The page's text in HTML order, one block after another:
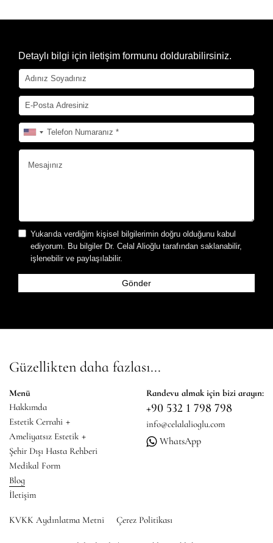
Detaylı bilgi için iletişim formunu doldurabilirsiniz.
Yukarıda verdiğim kişisel bilgilerimin doğru olduğunu kabul
ediyorum. Bu bilgiler Dr. Celal Alioğlu tarafından saklanabilir,
işlenebilir ve paylaşılabilir.
Güzellikten daha fazlası...
Menü
Hakkımda
Estetik Cerrahi +
Ameliyatsız Estetik +
Şehir Dışı Hasta Rehberi
Medikal Form
Blog
İletişim
Randevu almak için bizi arayın:
+90 532 1 798 798
info@celalalioglu.com
WhatsApp
KVKK Aydınlatma Metni Çerez Politikası